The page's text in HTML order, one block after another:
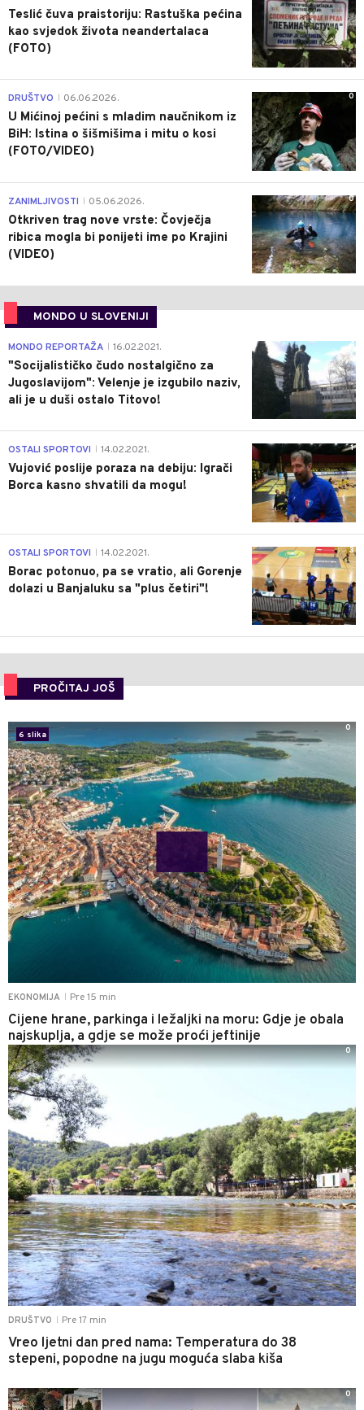
Teslić čuva praistoriju: Rastuška pećina
kao svjedok života neandertalaca
(FOTO)
0
DRUŠTVO 06.06.2026.
U Mićinoj pećini s mladim naučnikom iz
BiH: Istina o šišmišima i mitu o kosi
(FOTO/VIDEO)
0
ZANIMLJIVOSTI 05.06.2026.
Otkriven trag nove vrste: Čovječja
ribica mogla bi ponijeti ime po Krajini
(VIDEO)
MONDO U SLOVENIJI
4
MONDO REPORTAŽA 16.02.2021.
"Socijalističko čudo nostalgično za
Jugoslavijom": Velenje je izgubilo naziv,
ali je u duši ostalo Titovo!
1
OSTALI SPORTOVI 14.02.2021.
Vujović poslije poraza na debiju: Igrači
Borca kasno shvatili da mogu!
3
OSTALI SPORTOVI 14.02.2021.
Borac potonuo, pa se vratio, ali Gorenje
dolazi u Banjaluku sa "plus četiri"!
PROČITAJ JOŠ
EKONOMIJA Pre 15 min
Cijene hrane, parkinga i ležaljki na moru: Gdje je obala
najskuplja, a gdje se može proći jeftinije
6 slika
0
DRUŠTVO Pre 17 min
Vreo ljetni dan pred nama: Temperatura do 38
stepeni, popodne na jugu moguća slaba kiša
0
0